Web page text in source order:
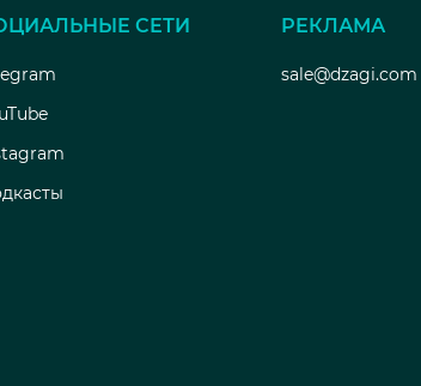
СЕТИ РЕКЛАМА
sale@dzagi.com